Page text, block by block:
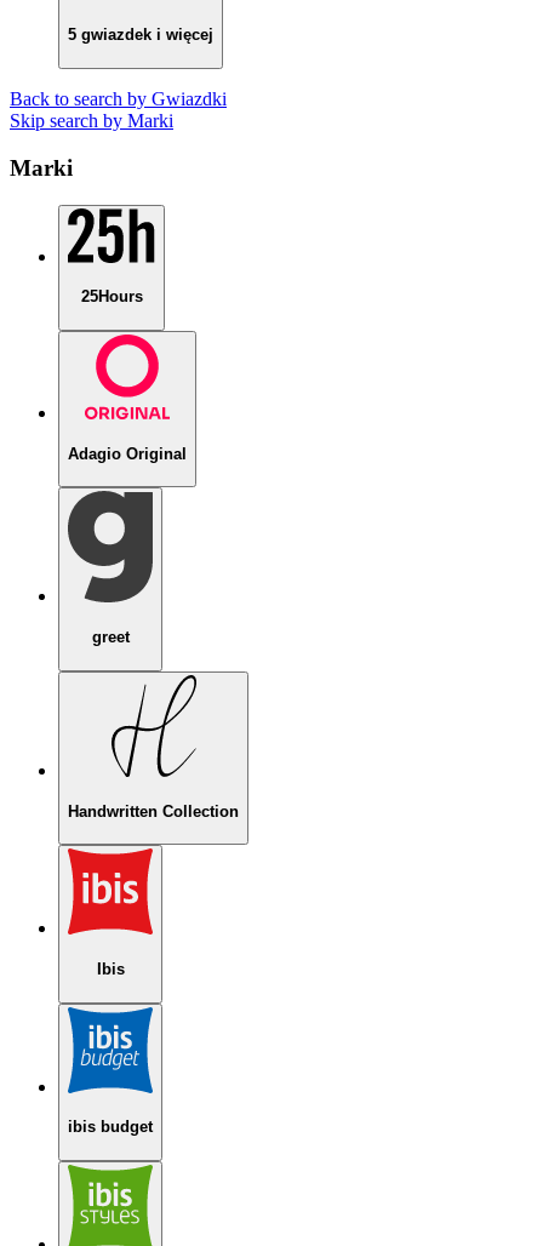
5 gwiazdek i więcej
Back to search by Gwiazdki
Skip search by Marki
Marki
25Hours
Adagio Original
greet
Handwritten Collection
Ibis
ibis budget